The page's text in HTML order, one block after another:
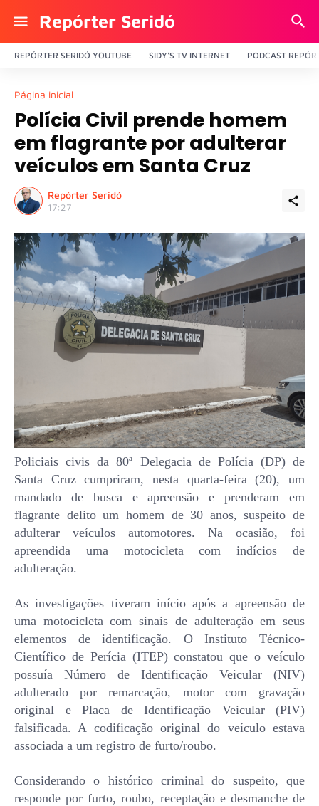
Repórter Seridó
REPÓRTER SERIDÓ YOUTUBE SIDY'S TV INTERNET PODCAST
Página inicial
Polícia Civil prende homem
em flagrante por adulterar
veículos em Santa Cruz
Repórter Seridó
17:27
Policiais civis da 80ª Delegacia de Polícia (DP) de
Santa Cruz cumpriram, nesta quarta-feira (20), um
mandado de busca e apreensão e prenderam em
flagrante delito um homem de 30 anos, suspeito de
adulterar veículos automotores. Na ocasião, foi
apreendida uma motocicleta com indícios de
adulteração.
As investigações tiveram início após a apreensão de
uma motocicleta com sinais de adulteração em seus
elementos de identificação. O Instituto Técnico-
Científico de Perícia (ITEP) constatou que o veículo
possuía Número de Identificação Veicular (NIV)
adulterado por remarcação, motor com gravação
original e Placa de Identificação Veicular (PIV)
falsificada. A codificação original do veículo estava
associada a um registro de furto/roubo.
Considerando o histórico criminal do suspeito, que
responde por furto, roubo, receptação e desmanche de